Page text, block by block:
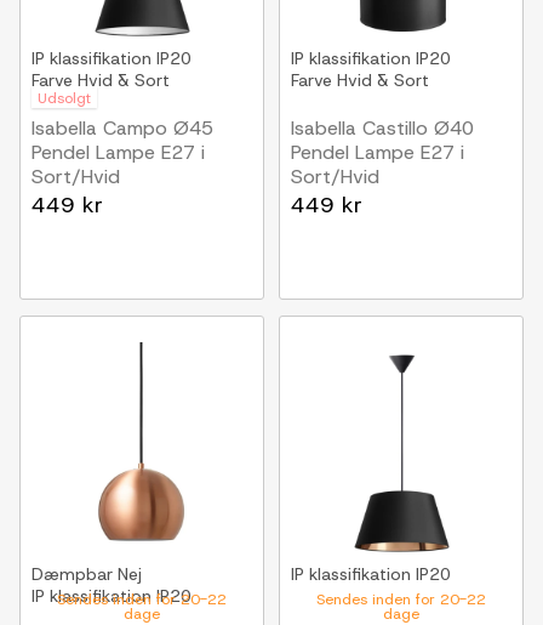
Udsolgt
IP klassifikation IP20
Farve Hvid & Sort
Isabella Campo Ø45
Pendel Lampe E27 i
Sort/Hvid
Nielsen Light
449 kr
IP klassifikation IP20
Farve Hvid & Sort
Isabella Castillo Ø40
Pendel Lampe E27 i
Sort/Hvid
Nielsen Light
449 kr
Sendes inden for 20-22
dage
Dæmpbar Nej
IP klassifikation IP20 Sendes inden for 20-22
dage
IP klassifikation IP20